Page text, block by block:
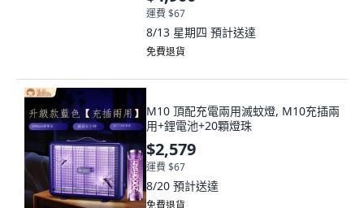
運費 $67
8/13 星期四 預計送達
免費退貨
用+鋰電池+20顆燈珠
$2,579
運費 $67
8/20預計送達
免費退貨